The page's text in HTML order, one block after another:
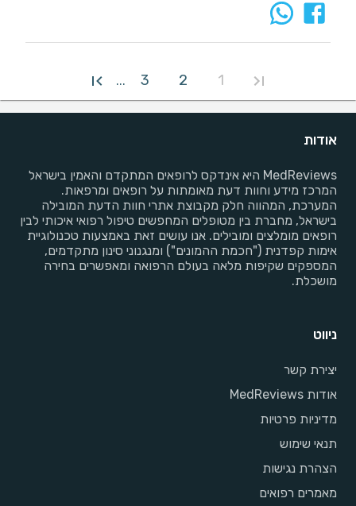
1
2
3
...
אודות
MedReviews היא אינדקס לרופאים המתקדם והאמין בישראל
המרכז מידע וחוות דעת מאומתות על רופאים ומרפאות.
המערכת, המהווה חלק מקבוצת אתרי חוות הדעת המובילה
בישראל, מחברת בין מטופלים המחפשים טיפול רפואי איכותי לבין
רופאים מומלצים ומובילים. אנו עושים זאת באמצעות טכנולוגיית
אימות קפדנית ("חכמת ההמונים") ומנגנוני סינון מתקדמים,
המספקים שקיפות מלאה בעולם הרפואה ומאפשרים בחירה
מושכלת.
ניווט
יצירת קשר
אודות MedReviews
מדיניות פרטיות
תנאי שימוש
הצהרת נגישות
מאמרים רפואים